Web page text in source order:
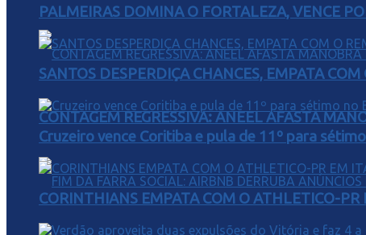
CONTAGEM REGRESSIVA: ANEEL AFASTA
PALMEIRAS DOMINA O FORTALEZA, VENCE
SANTOS DESPERDIÇA CHANCES, EMPATA
Cruzeiro vence Coritiba e pula de 11º para
CORINTHIANS EMPATA COM O ATHLETICO-